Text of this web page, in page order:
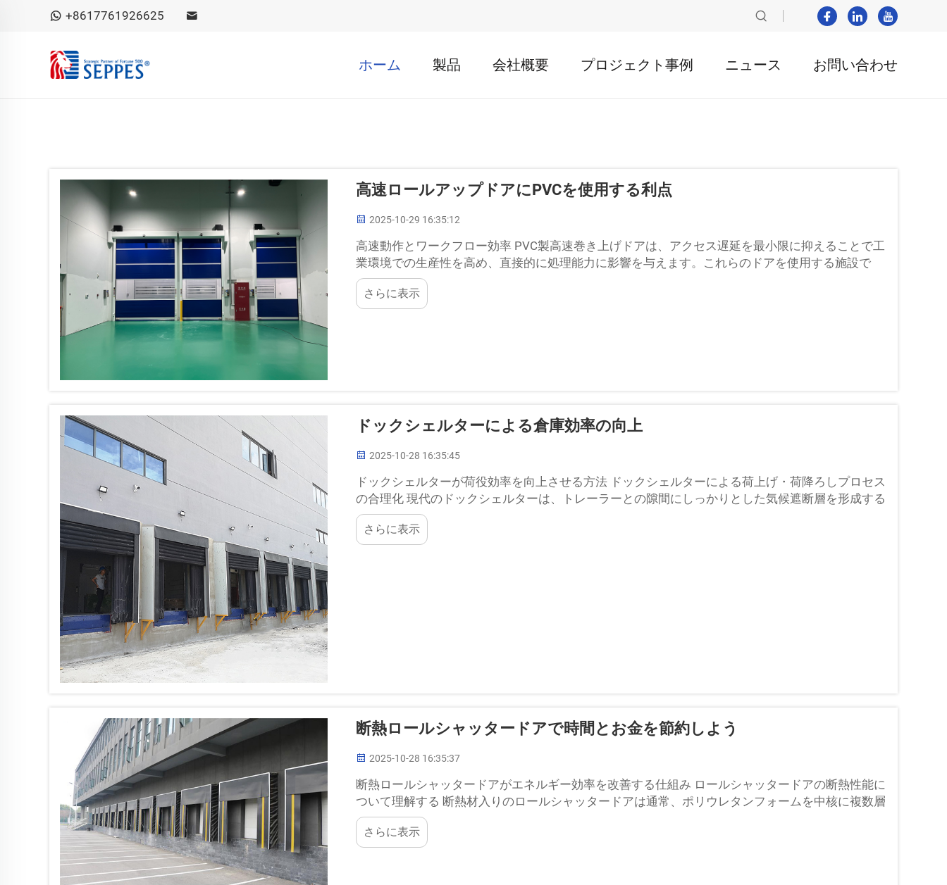
+8617761926625
ホーム 製品 会社概要 プロジェクト事例 ニュース お問い合わせ
高速ロールアップドアにPVCを使用する利点
2025-10-29 16:35:12
高速動作とワークフロー効率 PVC製高速巻き上げドアは、アクセス遅延を最小限に抑えることで工
業環境での生産性を高め、直接的に処理能力に影響を与えます。これらのドアを使用する施設で
は、車両の処理が最大で34％高速化されます。
さらに表示
ドックシェルターによる倉庫効率の向上
2025-10-28 16:35:45
ドックシェルターが荷役効率を向上させる方法 ドックシェルターによる荷上げ・荷降ろしプロセス
の合理化 現代のドックシェルターは、トレーラーとの隙間にしっかりとした気候遮断層を形成する
ため、面倒な手動調整が不要になります。
さらに表示
断熱ロールシャッタードアで時間とお金を節約しよう
2025-10-28 16:35:37
断熱ロールシャッタードアがエネルギー効率を改善する仕組み ロールシャッタードアの断熱性能に
ついて理解する 断熱材入りのロールシャッタードアは通常、ポリウレタンフォームを中核に複数層
構造になっており、これにより断熱性と耐久性が高められています。
さらに表示